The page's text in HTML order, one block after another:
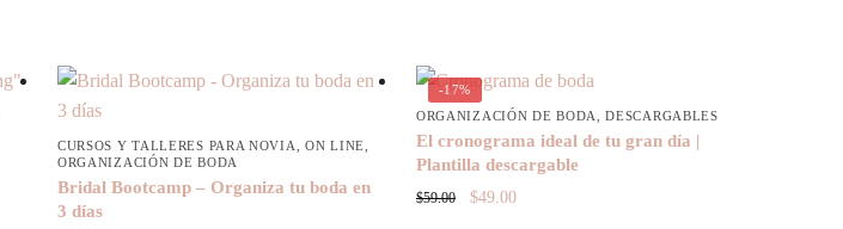
CURSOS Y TALLERES PARA NOVIA ON LINE
ORGANIZACIÓN DE BODA
Bridal Bootcamp – Organiza tu boda en
3 días
-17%
ORGANIZACIÓN DE BODA
,DESCARGABLES
El cronograma ideal de tu gran día |
Plantilla descargable
$59.00
Original
$49.00Current